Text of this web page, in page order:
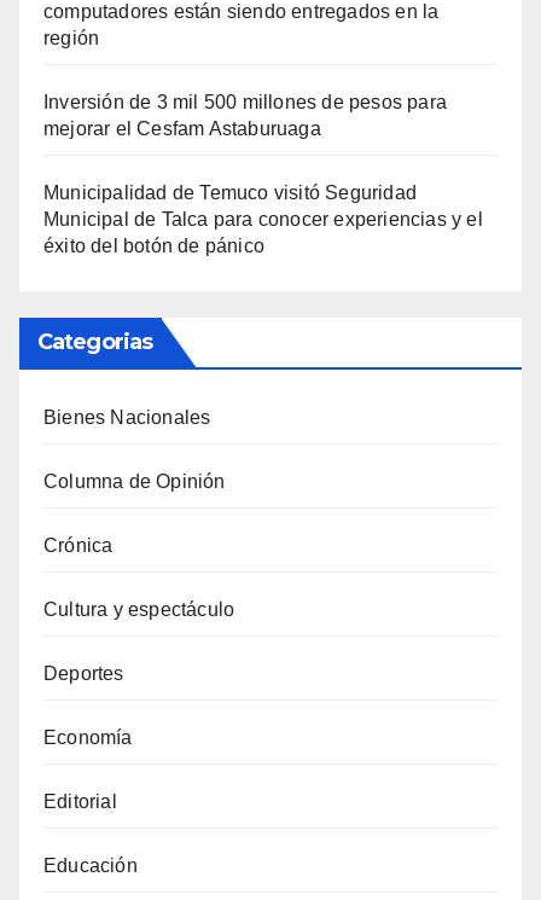
computadores están siendo entregados en la
región
Inversión de 3 mil 500 millones de pesos para
mejorar el Cesfam Astaburuaga
Municipalidad de Temuco visitó Seguridad
Municipal de Talca para conocer experiencias y el
éxito del botón de pánico
Categorias
Bienes Nacionales
Columna de Opinión
Crónica
Cultura y espectáculo
Deportes
Economía
Editorial
Educación